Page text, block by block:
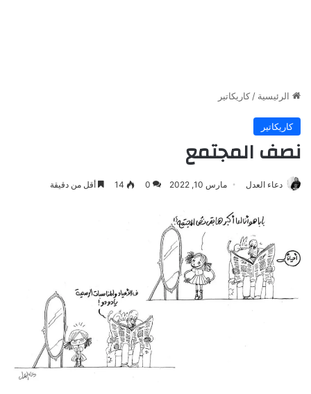
الرئيسية / كاريكاتير
كاريكاتير
نصف المجتمع
دعاء العدل مارس 10, 2022 0
14 أقل من دقيقة